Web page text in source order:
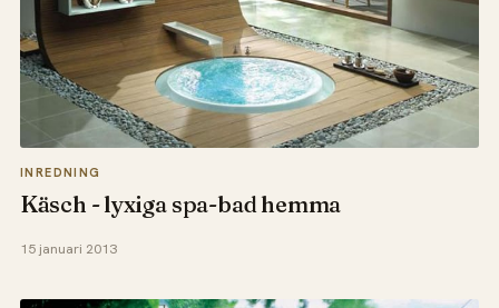
INREDNING
Käsch - lyxiga spa-bad hemma
15 januari 2013